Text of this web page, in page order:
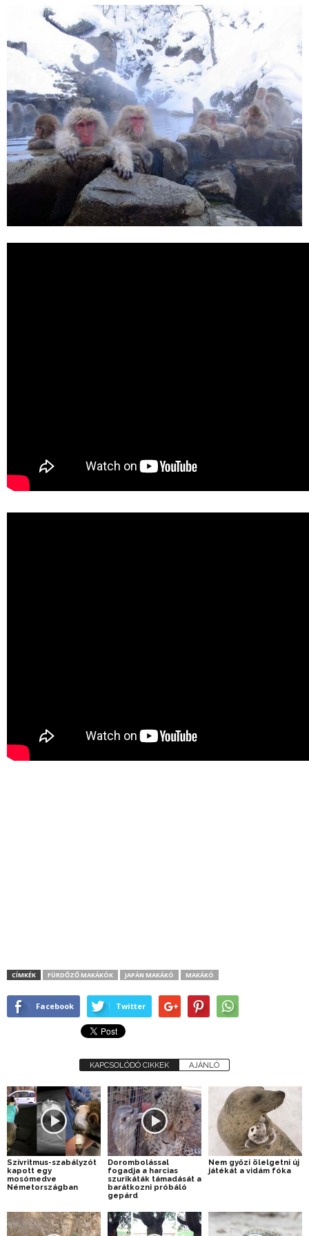
CÍMKÉK FÜRDŐZŐ MAKÁKÓK JAPÁN MAKÁKÓ MAKÁKÓ
Facebook Twitter
KAPCSOLÓDÓ CIKKEK AJÁNLÓ
Szívritmus-szabályzót
kapott egy
mosómedve
Németországban
Dorombolással
fogadja a harcias
szurikáták támadását a
barátkozni próbáló
gepárd
Nem győzi ölelgetni új
játékát a vidám fóka